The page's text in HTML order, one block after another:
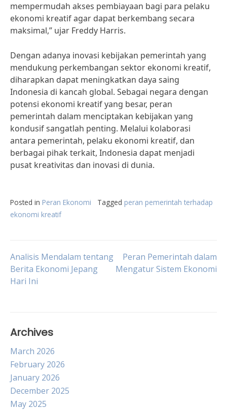
mempermudah akses pembiayaan bagi para pelaku
ekonomi kreatif agar dapat berkembang secara
maksimal,” ujar Freddy Harris.
Dengan adanya inovasi kebijakan pemerintah yang
mendukung perkembangan sektor ekonomi kreatif,
diharapkan dapat meningkatkan daya saing
Indonesia di kancah global. Sebagai negara dengan
potensi ekonomi kreatif yang besar, peran
pemerintah dalam menciptakan kebijakan yang
kondusif sangatlah penting. Melalui kolaborasi
antara pemerintah, pelaku ekonomi kreatif, dan
berbagai pihak terkait, Indonesia dapat menjadi
pusat kreativitas dan inovasi di dunia.
Posted in Peran Ekonomi Tagged peran pemerintah terhadap
ekonomi kreatif
Post
navigation
Analisis Mendalam tentang
Berita Ekonomi Jepang
Hari Ini
Peran Pemerintah dalam
Mengatur Sistem Ekonomi
Archives
March 2026
February 2026
January 2026
December 2025
May 2025